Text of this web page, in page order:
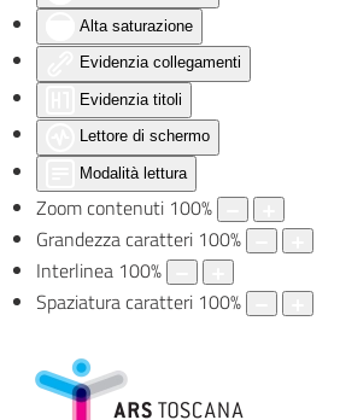
Alta saturazione
Evidenzia collegamenti
Evidenzia titoli
Lettore di schermo
Modalità lettura
Zoom contenuti 100%
Grandezza caratteri 100%
Interlinea 100%
Spaziatura caratteri 100%